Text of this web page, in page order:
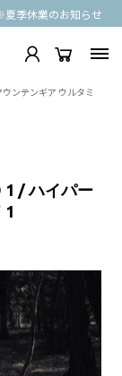
夏季休業のお知らせ
ンテンギア ウルタミ
/ ハイパー
1